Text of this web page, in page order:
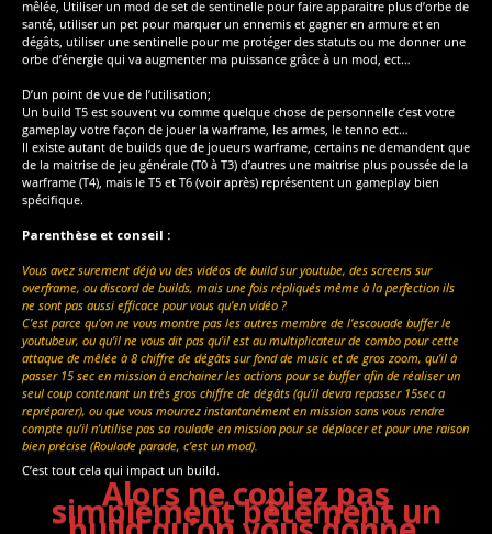
mêlée, Utiliser un mod de set de sentinelle pour faire apparaitre plus d’orbe de
santé, utiliser un pet pour marquer un ennemis et gagner en armure et en
dégâts, utiliser une sentinelle pour me protéger des statuts ou me donner une
orbe d’énergie qui va augmenter ma puissance grâce à un mod, ect…
D’un point de vue de l’utilisation;
Un build T5 est souvent vu comme quelque chose de personnelle c’est votre
gameplay votre façon de jouer la warframe, les armes, le tenno ect…
Il existe autant de builds que de joueurs warframe, certains ne demandent que
de la maitrise de jeu générale (T0 à T3) d’autres une maitrise plus poussée de la
warframe (T4), mais le T5 et T6 (voir après) représentent un gameplay bien
spécifique.
Parenthèse et conseil :
Vous avez surement déjà vu des vidéos de build sur youtube, des screens sur
overframe, ou discord de builds, mais une fois répliqués même à la perfection ils
ne sont pas aussi efficace pour vous qu’en vidéo ?
C’est parce qu’on ne vous montre pas les autres membre de l’escouade buffer le
youtubeur, ou qu’il ne vous dit pas qu’il est au multiplicateur de combo pour cette
attaque de mêlée à 8 chiffre de dégâts sur fond de music et de gros zoom, qu’il à
passer 15 sec en mission à enchainer les actions pour se buffer afin de réaliser un
seul coup contenant un très gros chiffre de dégâts (qu’il devra repasser 15sec a
repréparer), ou que vous mourrez instantanément en mission sans vous rendre
compte qu’il n’utilise pas sa roulade en mission pour se déplacer et pour une raison
bien précise (Roulade parade, c’est un mod).
C’est tout cela qui impact un build.
Alors ne copiez pas
simplement bêtement un